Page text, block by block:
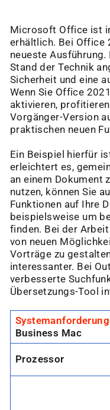
Microsoft Office ist
erhältlich. Bei Office
neueste
Stand der Technik
Sicherheit und eine
Wenn Sie Office
aktivieren,
Vorgänger-Version
praktischen neuen
Ein Beispiel hierfür
erleichtert es,
an einem Dokument
nutzen, können Sie
Funktionen auf Ihre
beispielsweise um
finden. Bei der
von neuen
Vorträge zu
interessanter. Bei
verbesserte
Übersetzungs-Tool
Business Mac
Prozessor